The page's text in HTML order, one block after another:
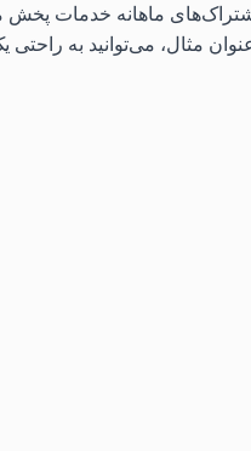
ماهانه خدمات پخش
مثال، می‌توانید به راحتی